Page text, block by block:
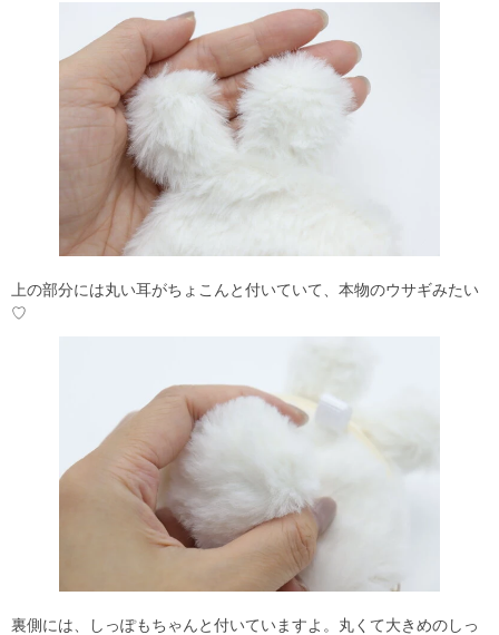
上の部分には丸い耳がちょこんと付いていて、本物のウサギみたい
♡
裏側には、しっぽもちゃんと付いていますよ。丸くて大きめのしっ